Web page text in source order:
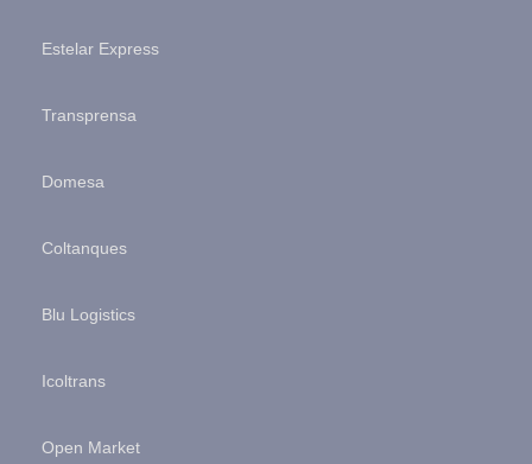
Estelar Express
Transprensa
Domesa
Coltanques
Blu Logistics
Icoltrans
Open Market